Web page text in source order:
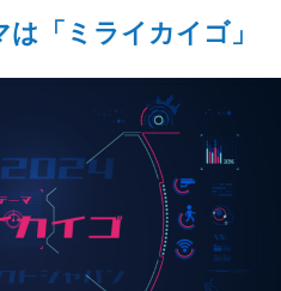
「ミライカイゴ」